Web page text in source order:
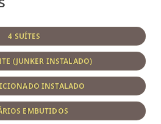
4 SUÍTES
(JUNKER INSTALADO)
INSTALADO
EMBUTIDOS